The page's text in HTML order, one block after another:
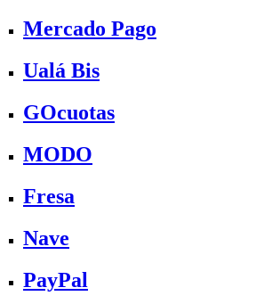
Mercado Pago
Ualá Bis
GOcuotas
MODO
Fresa
Nave
PayPal